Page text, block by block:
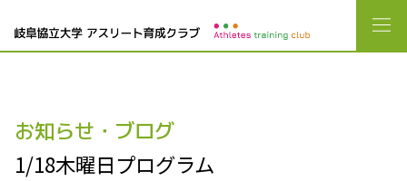
お知らせ・ブログ
1/18木曜日プログラム